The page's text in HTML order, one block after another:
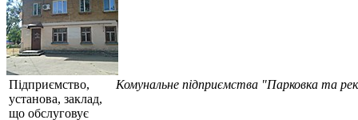
Підприємство,
установа, заклад,
що обслуговує
Комунальне підприємства "Парковка та